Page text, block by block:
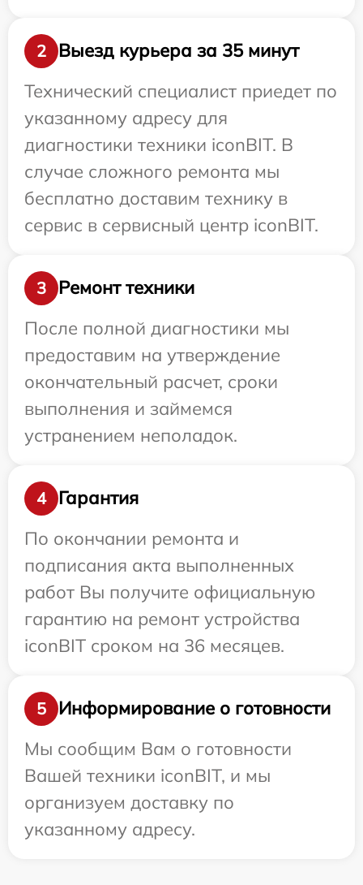
2
Выезд курьера за 35 минут
Технический специалист приедет по
указанному адресу для
диагностики техники iconBIT. В
случае сложного ремонта мы
бесплатно доставим технику в
сервис в сервисный центр iconBIT.
3
Ремонт техники
После полной диагностики мы
предоставим на утверждение
окончательный расчет, сроки
выполнения и займемся
устранением неполадок.
4
Гарантия
По окончании ремонта и
подписания акта выполненных
работ Вы получите официальную
гарантию на ремонт устройства
iconBIT сроком на 36 месяцев.
5
Информирование о готовности
Мы сообщим Вам о готовности
Вашей техники iconBIT, и мы
организуем доставку по
указанному адресу.